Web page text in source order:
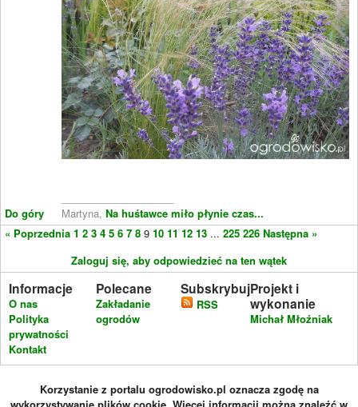
Do góry
Martyna, Na huśtawce miło płynie czas...
« Poprzednia 1 2 3 4 5 6 7 8 9 10 11 12 13 ... 225 226 Następna »
Zaloguj się, aby odpowiedzieć na ten wątek
Informacje
O nas
Polityka
prywatności
Kontakt
Polecane
Zakładanie
ogrodów
Subskrybuj
RSS
Projekt i
wykonanie
Michał Młoźniak
Korzystanie z portalu ogrodowisko.pl oznacza zgodę na